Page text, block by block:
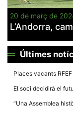
20 de març de
L’Andorra,
Últimes
Places vacants
El soci decidirà el
“Una Assemblea